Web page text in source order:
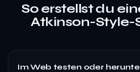
So erstellst du
Atkinson-Style-
Im Web testen oder